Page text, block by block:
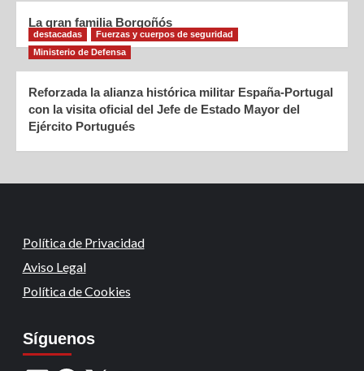
La gran familia Borgoñós
destacadas
Fuerzas y cuerpos de seguridad
Ministerio de Defensa
Reforzada la alianza histórica militar España-Portugal
con la visita oficial del Jefe de Estado Mayor del
Ejército Portugués
Política de Privacidad
Aviso Legal
Política de Cookies
Síguenos